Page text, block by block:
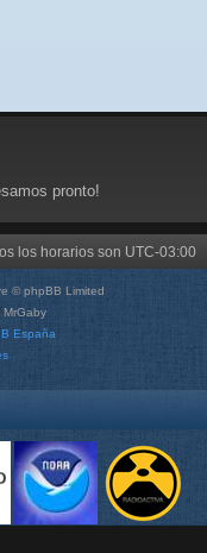
pronto!
los horarios son UTC-03:00
© phpBB Limited
España